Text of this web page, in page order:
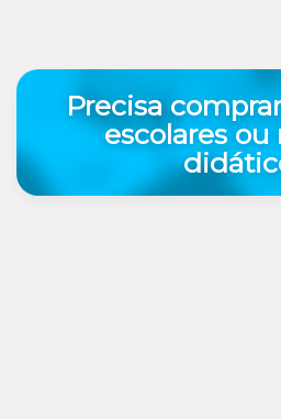
Precisa
escolares ou